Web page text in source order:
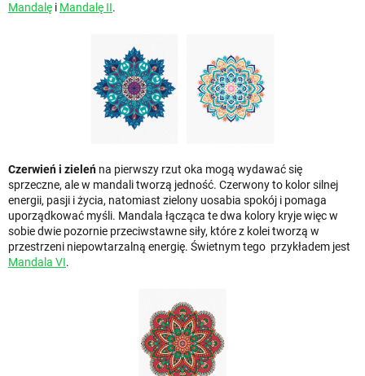
Mandalę i Mandalę II.
Czerwień i zieleń na pierwszy rzut oka mogą wydawać się
sprzeczne, ale w mandali tworzą jedność. Czerwony to kolor silnej
energii, pasji i życia, natomiast zielony uosabia spokój i pomaga
uporządkować myśli. Mandala łącząca te dwa kolory kryje więc w
sobie dwie pozornie przeciwstawne siły, które z kolei tworzą w
przestrzeni niepowtarzalną energię. Świetnym tego przykładem jest
Mandala VI.